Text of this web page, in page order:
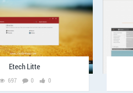
Etech Litte
697 0 0